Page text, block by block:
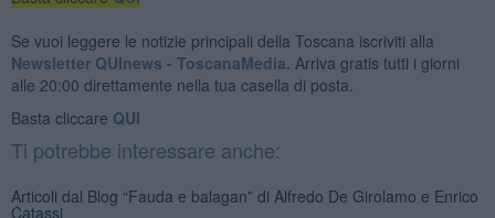
Se vuoi leggere le notizie principali della Toscana iscriviti alla
Newsletter QUInews - ToscanaMedia. Arriva gratis tutti i giorni
alle 20:00 direttamente nella tua casella di posta.
Basta cliccare QUI
Ti potrebbe interessare anche:
Articoli dal Blog “Fauda e balagan” di Alfredo De Girolamo e Enrico
Catassi